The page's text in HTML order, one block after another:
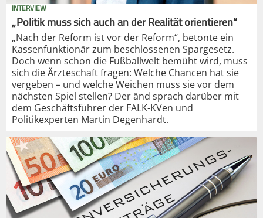
INTERVIEW
„Politik muss sich auch an der Realität orientieren“
„Nach der Reform ist vor der Reform“, betonte ein
Kassenfunktionär zum beschlossenen Spargesetz.
Doch wenn schon die Fußballwelt bemüht wird, muss
sich die Ärzteschaft fragen: Welche Chancen hat sie
vergeben – und welche Weichen muss sie vor dem
nächsten Spiel stellen? Der änd sprach darüber mit
dem Geschäftsführer der FALK-KVen und
Politikexperten Martin Degenhardt.